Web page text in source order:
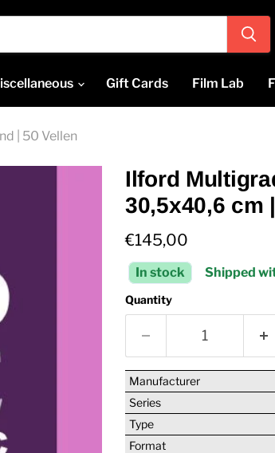
Gift Cards Film Lab
| 50 Vellen
Ilford
30,5x40,6 cm
Current price
€145,00
In stock Shipped
Quantity
Manufacturer
Series
Type
Format